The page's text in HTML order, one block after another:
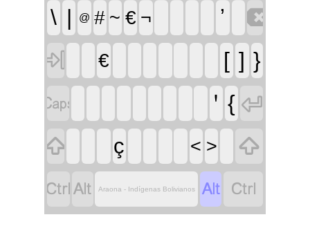
\ | @ # ~ € ¬ ʼ


€ [ ] }
 ꞌ { 

ç < >

 Araona - Indígenas Bolivianos  